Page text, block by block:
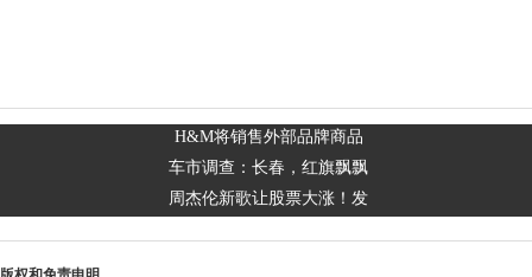
H&M将销售外部品牌商品
车市调查：长春，红旗飘飘
周杰伦新歌让股票大涨！发